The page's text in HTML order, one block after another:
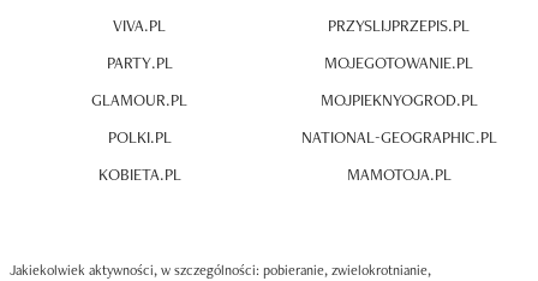
VIVA.PL
PARTY.PL
GLAMOUR.PL
POLKI.PL
KOBIETA.PL
PRZYSLIJPRZEPIS.PL
MOJEGOTOWANIE.PL
MOJPIEKNYOGROD.PL
NATIONAL-GEOGRAPHIC.PL
MAMOTOJA.PL
Jakiekolwiek aktywności, w szczególności: pobieranie, zwielokrotnianie,